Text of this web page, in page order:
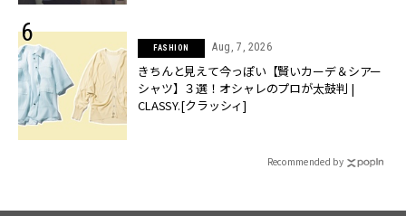
FASHION Aug, 7, 2026
きちんと見えて今っぽい【賢いカーデ＆シアー
シャツ】３選！オシャレのプロが太鼓判 |
CLASSY.[クラッシィ]
Recommended by